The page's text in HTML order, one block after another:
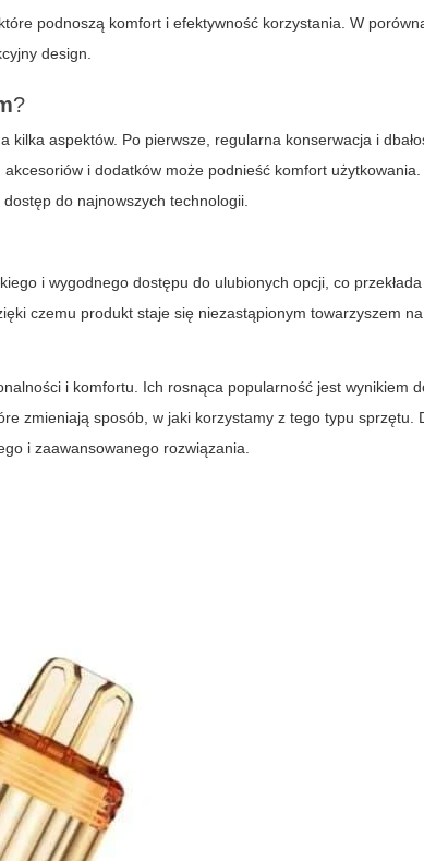
podnoszą komfort i efektywność korzystania. W
design.
?
kilka aspektów. Po pierwsze, regularna konserwacja i
i dodatków może podnieść komfort użytkowania.
do najnowszych technologii.
i wygodnego dostępu do ulubionych opcji, co
czemu produkt staje się niezastąpionym towarzyszem na
i komfortu. Ich rosnąca popularność jest wynikiem
zmieniają sposób, w jaki korzystamy z tego typu sprzętu.
i zaawansowanego rozwiązania.